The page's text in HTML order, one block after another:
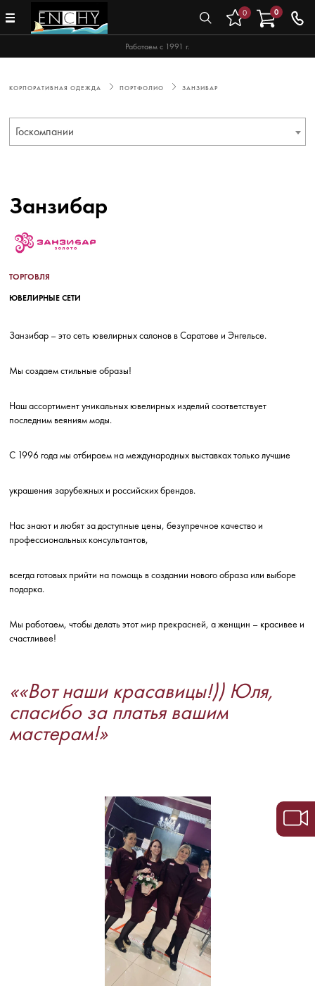
Работаем с 1991 г.
0 0
КОРПОРАТИВНАЯ ОДЕЖДА ПОРТФОЛИО ЗАНЗИБАР
Госкомпании
Занзибар
ТОРГОВЛЯ
ЮВЕЛИРНЫЕ СЕТИ
Занзибар – это сеть ювелирных салонов в Саратове и Энгельсе.
Мы создаем стильные образы!
Наш ассортимент уникальных ювелирных изделий соответствует
последним веяниям моды.
С 1996 года мы отбираем на международных выставках только лучшие
украшения зарубежных и российских брендов.
Нас знают и любят за доступные цены, безупречное качество и
профессиональных консультантов,
всегда готовых прийти на помощь в создании нового образа или выборе
подарка.
Мы работаем, чтобы делать этот мир прекрасней, а женщин – красивее и
счастливее!
««Вот наши красавицы!)) Юля,
спасибо за платья вашим
мастерам!»